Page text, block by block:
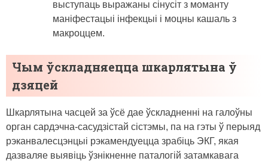
выступаць выражаны сінусіт з моманту
маніфестацыі інфекцыі і моцны кашаль з
макроццем.
Чым ўскладняецца шкарлятына ў
дзяцей
Шкарлятына часцей за ўсё дае ўскладненні на галоўны
орган сардэчна-сасудзістай сістэмы, па на гэты ў перыяд
рэканвалесцэнцыі рэкамендуецца зрабіць ЭКГ, якая
дазваляе выявіць ўзнікненне паталогій затамкавага